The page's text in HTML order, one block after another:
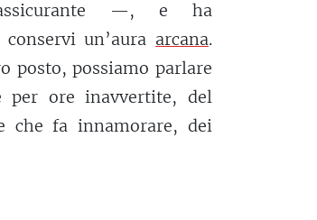
—, e ha
un’aura arcana.
posto, possiamo parlare
per ore inavvertite, del
che fa innamorare, dei